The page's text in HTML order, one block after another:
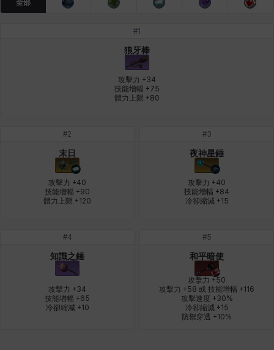
洛茲 海因茨 玹雨 珍妮 琪婭拉 瑪蒂娜
艾登 艾迪娜
蓋瑞特 達爾科
阿爾達 雪琳
全部
#1
狼牙棒
攻擊力 +34
技能增幅 +75
體力上限 +80
#2
末日
攻擊力 +40
技能增幅 +90
體力上限 +120
#3
夜神星錘
攻擊力 +40
技能增幅 +84
冷卻縮減 +15
#4
知識之錘
攻擊力 +34
技能增幅 +65
冷卻縮減 +10
#5
和平暗使
攻擊力 +50
攻擊力 +58 或 技能增幅 +116
攻擊速度 +30%
冷卻縮減 +15
防禦穿透 +10%